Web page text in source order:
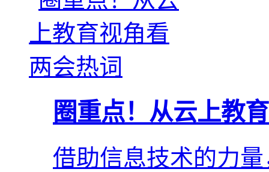
圈重点！从云上教
借助信息技术的力